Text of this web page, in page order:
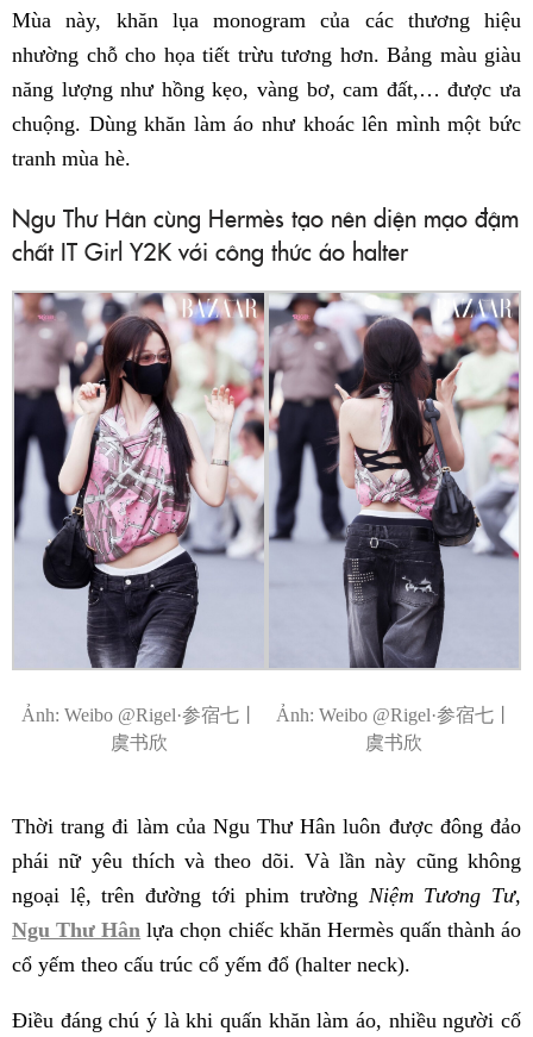
Mùa này, khăn lụa monogram của các thương hiệu
nhường chỗ cho họa tiết trừu tương hơn. Bảng màu giàu
năng lượng như hồng kẹo, vàng bơ, cam đất,… được ưa
chuộng. Dùng khăn làm áo như khoác lên mình một bức
tranh mùa hè.
Ngu Thư Hân cùng Hermès tạo nên diện mạo đậm
chất IT Girl Y2K với công thức áo halter
Ảnh: Weibo @Rigel·参宿七丨
虞书欣
Ảnh: Weibo @Rigel·参宿七丨
虞书欣
Thời trang đi làm của Ngu Thư Hân luôn được đông đảo
phái nữ yêu thích và theo dõi. Và lần này cũng không
ngoại lệ, trên đường tới phim trường Niệm Tương Tư,
Ngu Thư Hân lựa chọn chiếc khăn Hermès quấn thành áo
cổ yếm theo cấu trúc cổ yếm đổ (halter neck).
Điều đáng chú ý là khi quấn khăn làm áo, nhiều người cố